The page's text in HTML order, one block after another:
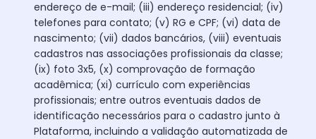
endereço de e-mail; (iii) endereço residencial; (iv)
telefones para contato; (v) RG e CPF; (vi) data de
nascimento; (vii) dados bancários, (viii) eventuais
cadastros nas associações profissionais da classe;
(ix) foto 3x5, (x) comprovação de formação
acadêmica; (xi) currículo com experiências
profissionais; entre outros eventuais dados de
identificação necessários para o cadastro junto à
Plataforma, incluindo a validação automatizada de